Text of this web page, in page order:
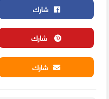
شارك
شارك
شارك